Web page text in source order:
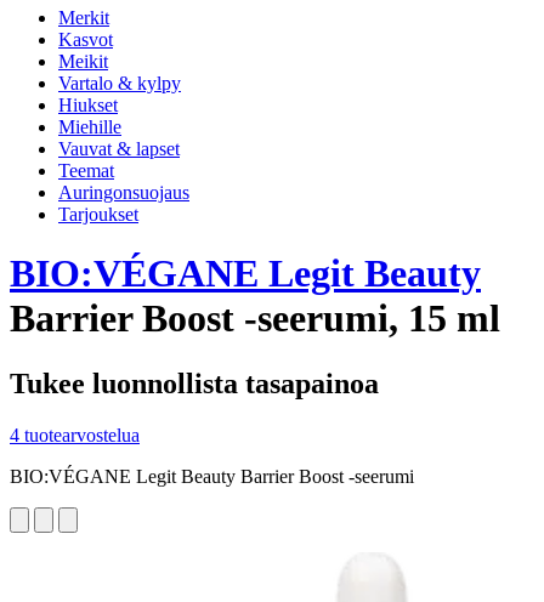
Merkit
Kasvot
Meikit
Vartalo & kylpy
Hiukset
Miehille
Vauvat & lapset
Teemat
Auringonsuojaus
Tarjoukset
BIO:VÉGANE Legit Beauty
Barrier Boost -seerumi, 15 ml
Tukee luonnollista tasapainoa
4 tuotearvostelua
BIO:VÉGANE Legit Beauty Barrier Boost -seerumi